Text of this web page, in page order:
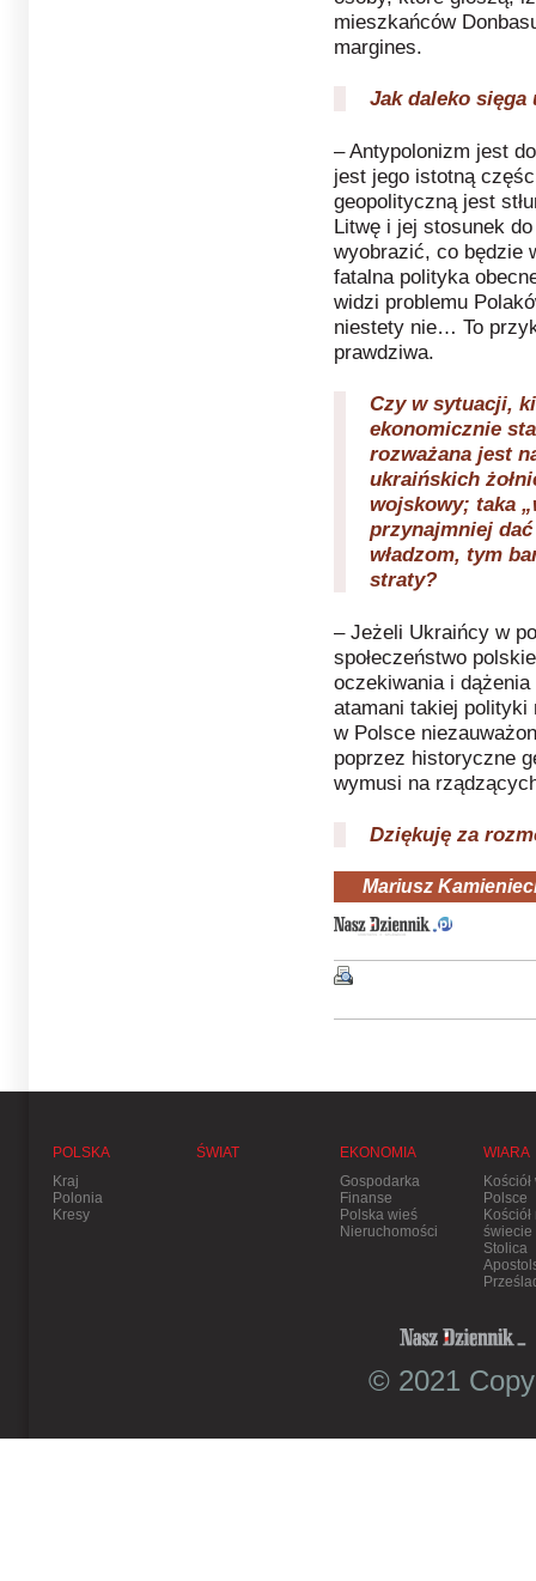
mieszkańców
margines.
Jak daleko
– Antypolonizm jest
jest jego istotną
geopolityczną jest
Litwę i jej stosunek
wyobrazić, co będzie
fatalna polityka
widzi problemu
niestety nie… To
prawdziwa.
Czy w sytuacji,
ekonomicznie
rozważana jest
ukraińskich
wojskowy; taka
przynajmniej
władzom, tym
straty?
– Jeżeli Ukraińcy w
społeczeństwo
oczekiwania i dążenia
atamani takiej polityki
w Polsce
poprzez historyczne
wymusi na
Dziękuję za
Mariusz
POLSKA
Kraj
Polonia
Kresy
ŚWIAT
EKONOMIA
Gospodarka
Finanse
Polska wieś
Nieruchomości
WIARA
Kościół
Polsce
Kościół
świecie
Stolica
© 2021